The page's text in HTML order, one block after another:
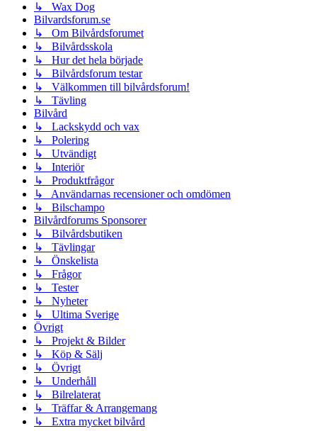
↳ Wax Dog
Bilvardsforum.se
↳ Om Bilvårdsforumet
↳ Bilvårdsskola
↳ Hur det hela började
↳ Bilvårdsforum testar
↳ Välkommen till bilvårdsforum!
↳ Tävling
Bilvård
↳ Lackskydd och vax
↳ Polering
↳ Utvändigt
↳ Interiör
↳ Produktfrågor
↳ Användarnas recensioner och omdömen
↳ Bilschampo
Bilvårdforums Sponsorer
↳ Bilvårdsbutiken
↳ Tävlingar
↳ Önskelista
↳ Frågor
↳ Tester
↳ Nyheter
↳ Ultima Sverige
Övrigt
↳ Projekt & Bilder
↳ Köp & Sälj
↳ Övrigt
↳ Underhåll
↳ Bilrelaterat
↳ Träffar & Arrangemang
↳ Extra mycket bilvård